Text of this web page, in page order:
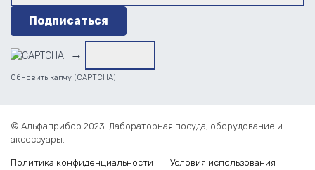
→
Обновить капчу (CAPTCHA)
© Альфаприбор 2023. Лабораторная посуда, оборудование и
аксессуары.
Политика конфиденциальности Условия использования